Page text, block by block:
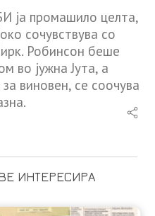
ја промашило целта,
сочувствува со
Робинсон беше
во јужна Јута, а
виновен, се соочува
ИНТЕРЕСИРА